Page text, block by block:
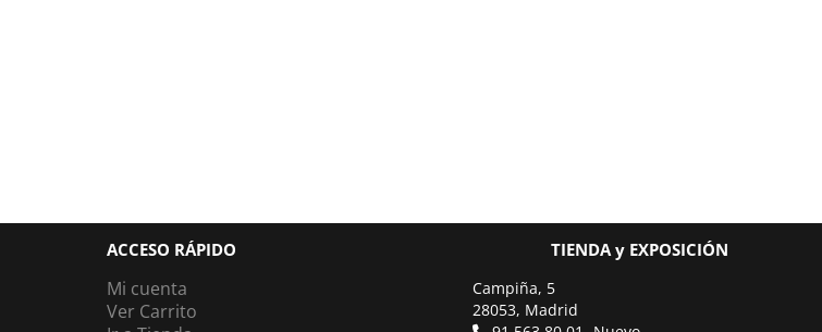
ACCESO RÁPIDO
Mi cuenta
Ver Carrito
TIENDA y EXPOSICIÓN
Campiña, 5
28053, Madrid